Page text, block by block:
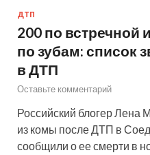
ДТП
200 по встречной
по зубам: список
в ДТП
Оставьте комментарий
Российский блогер Лена
из комы после ДТП в
сообщили о ее смерти в